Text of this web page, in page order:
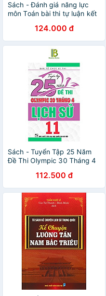
Sách - Đánh giá năng lực
môn Toán bài thi tự luận kết
124.000 đ
Sách - Tuyển Tập 25 Năm
Đề Thi Olympic 30 Tháng 4
Chức Kỳ Thi - Hồng Ân
112.500 đ